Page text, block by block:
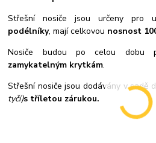
Střešní nosiče jsou určeny pro
podélníky, mají celkovou nosnost
Nosiče budou po celou dobu
zamykatelným krytkám.
Střešní nosiče jsou dodávány v sadě
tyčí)s tříletou zárukou.